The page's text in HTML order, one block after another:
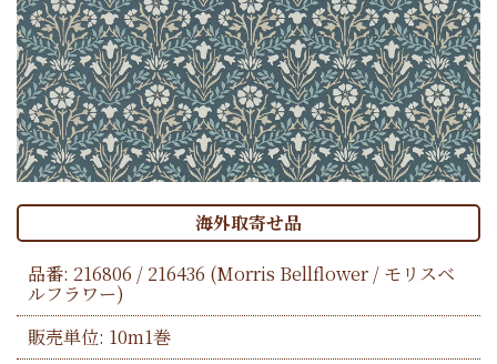
海外取寄せ品
品番: 216806 / 216436 (Morris Bellflower / モリスベ
ルフラワー)
販売単位: 10m1巻